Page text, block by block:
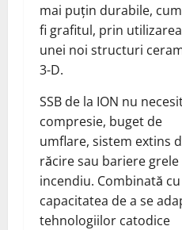
mai puțin durabile,
fi grafitul, prin utilizarea
unei noi structuri
3-D.
SSB de la ION nu
compresie, buget de
umflare, sistem extins
răcire sau bariere grele
incendiu. Combinată cu
capacitatea de a se
tehnologiilor catodice